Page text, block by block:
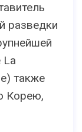
разведки
La
также
Корею,